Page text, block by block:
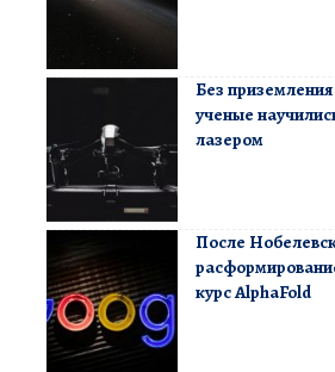
Без
ученые
лазером
После
курс AlphaFold